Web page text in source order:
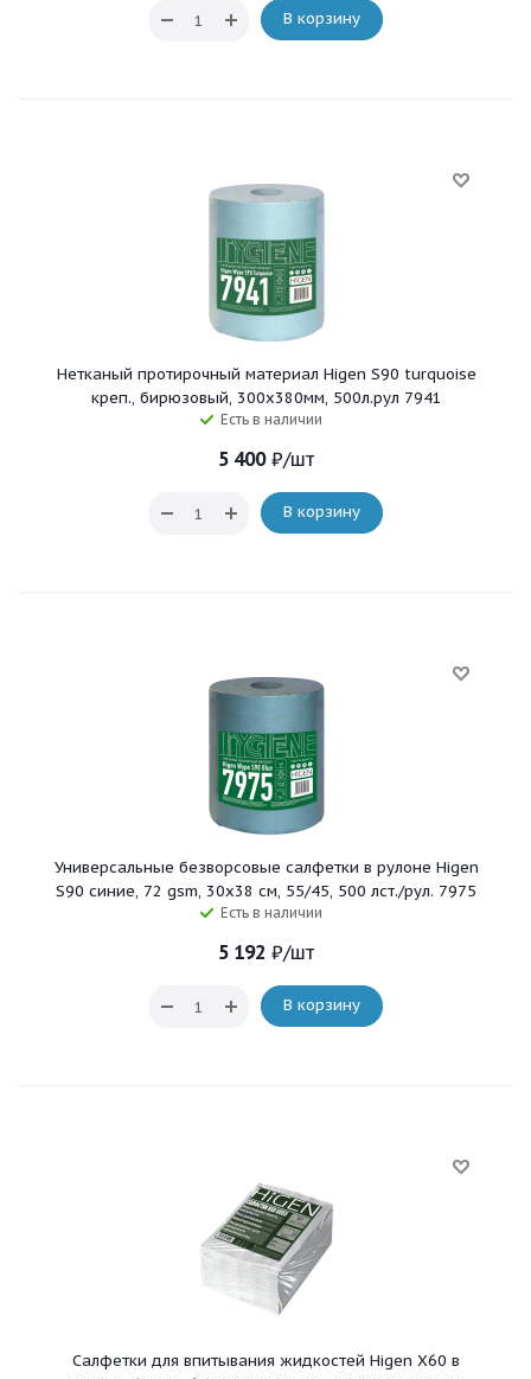
В корзину
Нетканый протирочный материал Higen S90 turquoise
креп., бирюзовый, 300x380мм, 500л.рул 7941
Есть в наличии
5 400₽/шт
В корзину
Универсальные безворсовые салфетки в рулоне Higen
S90 синие, 72 gsm, 30x38 см, 55/45, 500 лст./рул. 7975
Есть в наличии
5 192 ₽/шт
В корзину
Салфетки для впитывания жидкостей Higen X60 в